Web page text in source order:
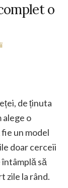
o
de ținuta
alege o
un model
doar cerceii
să
zile la rând.